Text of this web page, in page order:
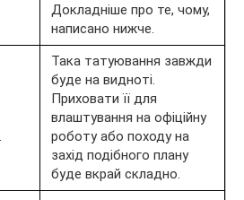
Докладніше про те, чому,
написано нижче.
Така татуювання завжди
буде на видноті.
Приховати її для
влаштування на офіційну
роботу або походу на
захід подібного плану
буде вкрай складно.